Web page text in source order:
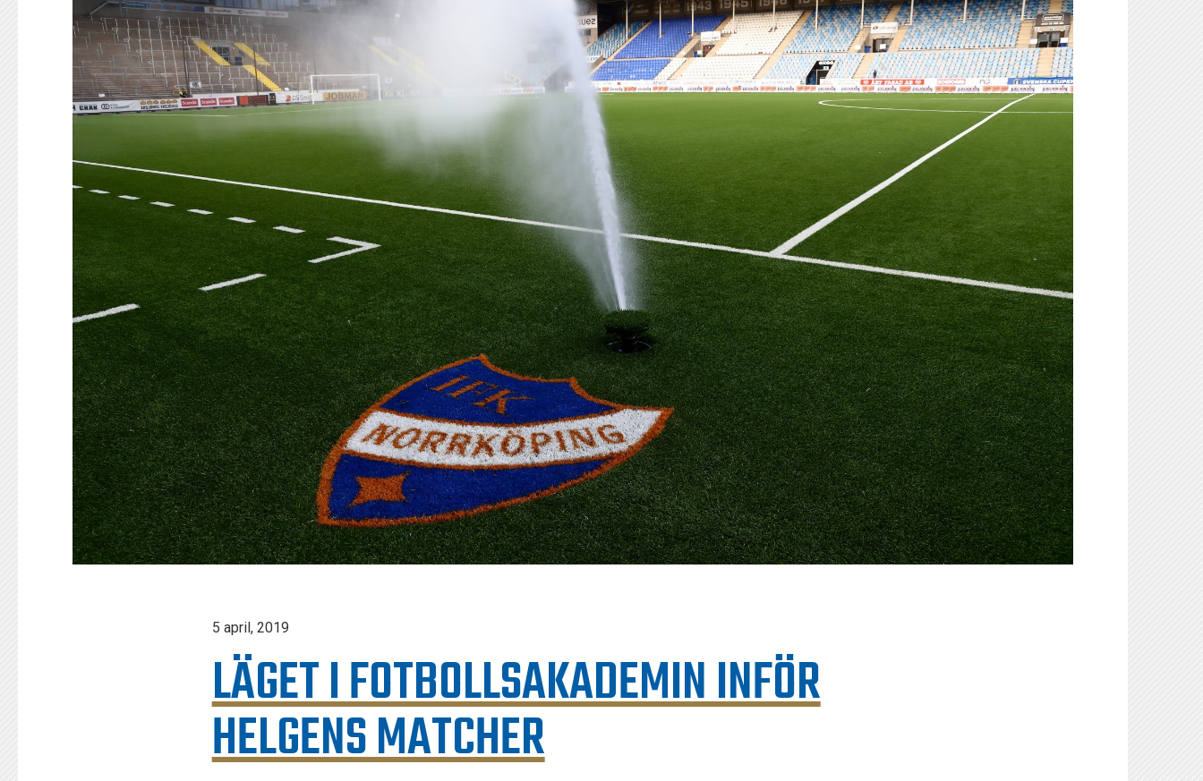
KONTAKT
125-IFKARE
5 april, 2019
LÄGET I FOTBOLLSAKADEMIN INFÖR
HELGENS MATCHER